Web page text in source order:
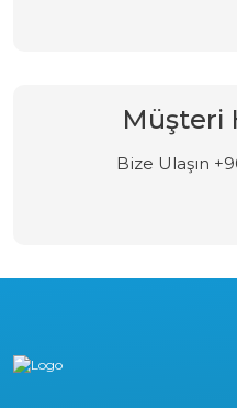
Müşteri
Bize Ulaşın